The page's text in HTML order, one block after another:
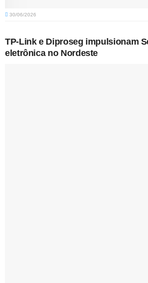
30/06/2026
TP-Link e Diproseg impulsionam
eletrônica no Nordeste